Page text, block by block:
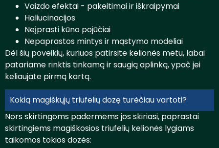
Vaizdo efektai - pakeitimai ir iškraipymai
Haliucinacijos
Neįprasti kūno pojūčiai
Nepaprastos mintys ir mąstymo modeliai
Dėl šių poveikių, kuriuos patirsite kelionės metu, labai
patariame rinktis tinkamą ir saugią aplinką, ypač jei
keliaujate pirmą kartą.
Kokią magiškųjų triufelių dozę turėčiau vartoti?
Nors skirtingoms padermėms jos skiriasi, paprastai
skirtingiems magiškosios triufelių kelionės lygiams
taikomos tokios dozės: